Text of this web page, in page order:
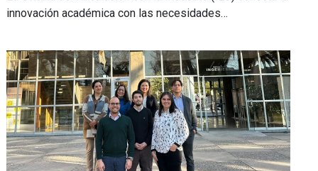
innovación académica con las necesidades…